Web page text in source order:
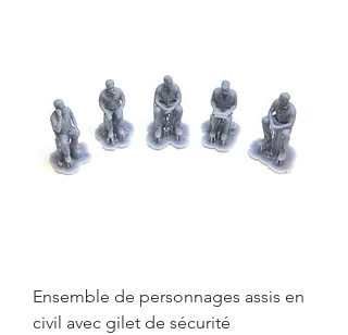
Ensemble de personnages assis en
civil avec gilet de sécurité